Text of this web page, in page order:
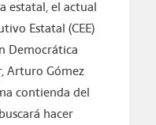
estatal, el actual
Estatal (CEE)
Democrática
Arturo Gómez
contienda del
hacer